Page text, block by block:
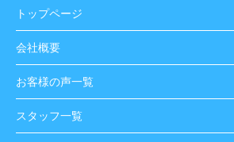
トップページ
会社概要
お客様の声一覧
スタッフ一覧